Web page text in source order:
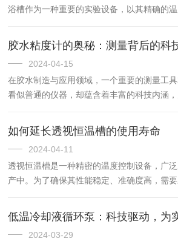
浴槽作为一种重要的实验设备，以其精确的温
提供一个稳定且恒定的温度环境。无论是生
的...
胶水粘度计的奥秘：测量背后的科
2024-04-15
在胶水制造与应用领域，一个重要的测量工
看似普通的仪器，却蕴含着丰富的科技内涵，
仪器。粘度是胶水的重要物理性质之一，它
效...
如何延长透视恒温槽的使用寿命
2024-04-11
透视恒温槽是一种精密的温度控制设备，广
产中。为了确保其性能稳定、准确度高，需要
过程中，可能会产生灰尘、污垢等污染物。
2024-03-29